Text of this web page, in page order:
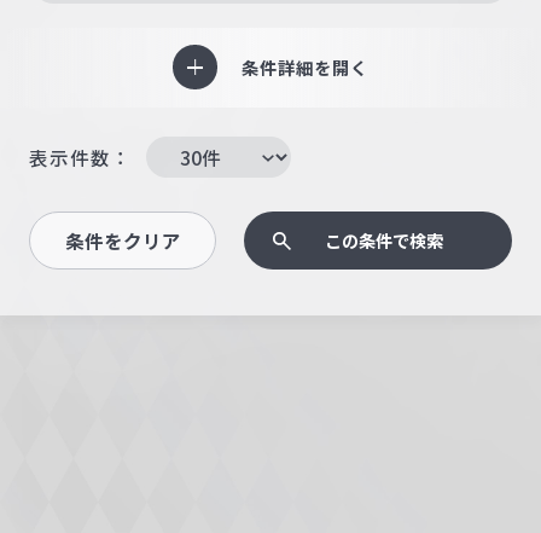
条件詳細を開く
表示件数：
条件をクリア この条件で検索